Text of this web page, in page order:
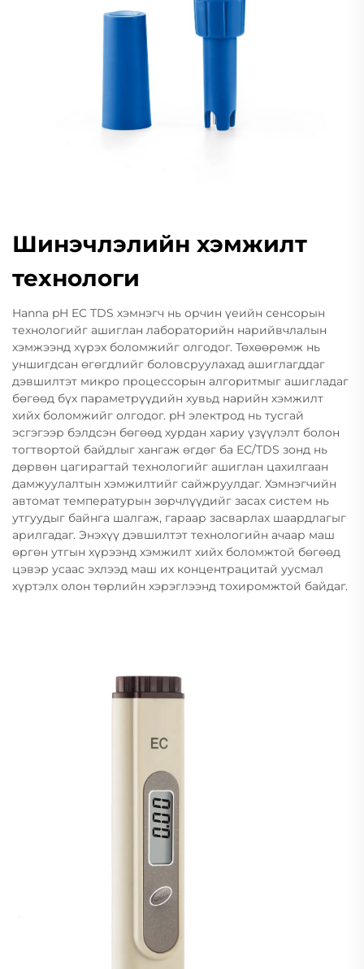
Шинэчлэлийн хэмжилт
технологи
Hanna pH EC TDS хэмнэгч нь орчин үеийн сенсорын
технологийг ашиглан лабораторийн нарийвчлалын
хэмжээнд хүрэх боломжийг олгодог. Төхөөрөмж нь
уншигдсан өгөгдлийг боловсруулахад ашиглагддаг
дэвшилтэт микро процессорын алгоритмыг ашигладаг
бөгөөд бүх параметрүүдийн хувьд нарийн хэмжилт
хийх боломжийг олгодог. pH электрод нь тусгай
эсгэгээр бэлдсэн бөгөөд хурдан хариу үзүүлэлт болон
тогтвортой байдлыг хангаж өгдөг ба EC/TDS зонд нь
дөрвөн цагирагтай технологийг ашиглан цахилгаан
дамжуулалтын хэмжилтийг сайжруулдаг. Хэмнэгчийн
автомат температурын зөрчлүүдийг засах систем нь
утгуудыг байнга шалгаж, гараар засварлах шаардлагыг
арилгадаг. Энэхүү дэвшилтэт технологийн ачаар маш
өргөн утгын хүрээнд хэмжилт хийх боломжтой бөгөөд
цэвэр усаас эхлээд маш их концентрацитай уусмал
хүртэлх олон төрлийн хэрэглээнд тохиромжтой байдаг.